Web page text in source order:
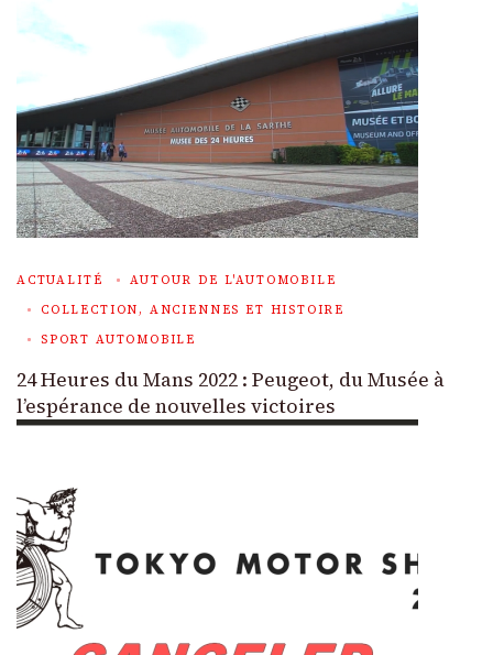
ACTUALITÉ
AUTOUR DE L'AUTOMOBILE
COLLECTION, ANCIENNES ET HISTOIRE
SPORT AUTOMOBILE
24 Heures du Mans 2022 : Peugeot, du Musée à
l’espérance de nouvelles victoires